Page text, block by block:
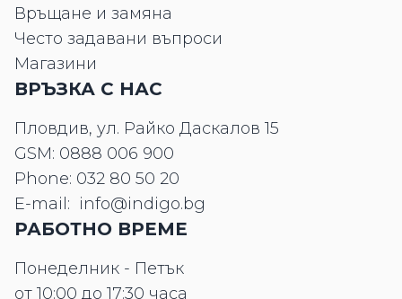
Връщане и замяна
Често задавани въпроси
Магазини
ВРЪЗКА С НАС
Пловдив, ул. Райко Даскалов 15
GSM: 0888 006 900
Phone: 032 80 50 20
E-mail: info@indigo.bg
РАБОТНО ВРЕМЕ
Понеделник - Петък
от 10:00 до 17:30 часа